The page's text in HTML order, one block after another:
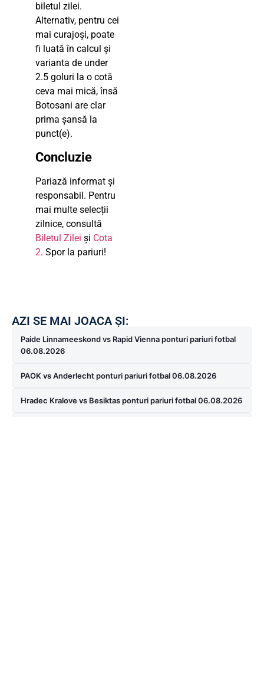
biletul zilei.
Alternativ, pentru cei
mai curajoși, poate
fi luată în calcul și
varianta de under
2.5 goluri la o cotă
ceva mai mică, însă
Botosani are clar
prima șansă la
punct(e).
Concluzie
Pariază informat și
responsabil. Pentru
mai multe selecții
zilnice, consultă
Biletul Zilei și Cota
2. Spor la pariuri!
AZI SE MAI JOACA ȘI:
Paide Linnameeskond vs Rapid Vienna ponturi pariuri fotbal
06.08.2026
PAOK vs Anderlecht ponturi pariuri fotbal 06.08.2026
Hradec Kralove vs Besiktas ponturi pariuri fotbal 06.08.2026